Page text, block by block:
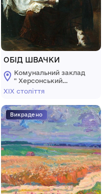
OБІД ШВАЧКИ
Комунальний заклад
" Херсонський
обласний художній
О.О.Шовкуненка"
ХОР
ХІХ століття
Викрадено